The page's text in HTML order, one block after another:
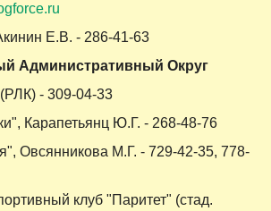
Е.В. - 286-41-63
Административный Округ
- 309-04-33
Карапетьянц Ю.Г. - 268-48-76
Овсянникова М.Г. - 729-42-35, 778-
клуб "Паритет" (стад.